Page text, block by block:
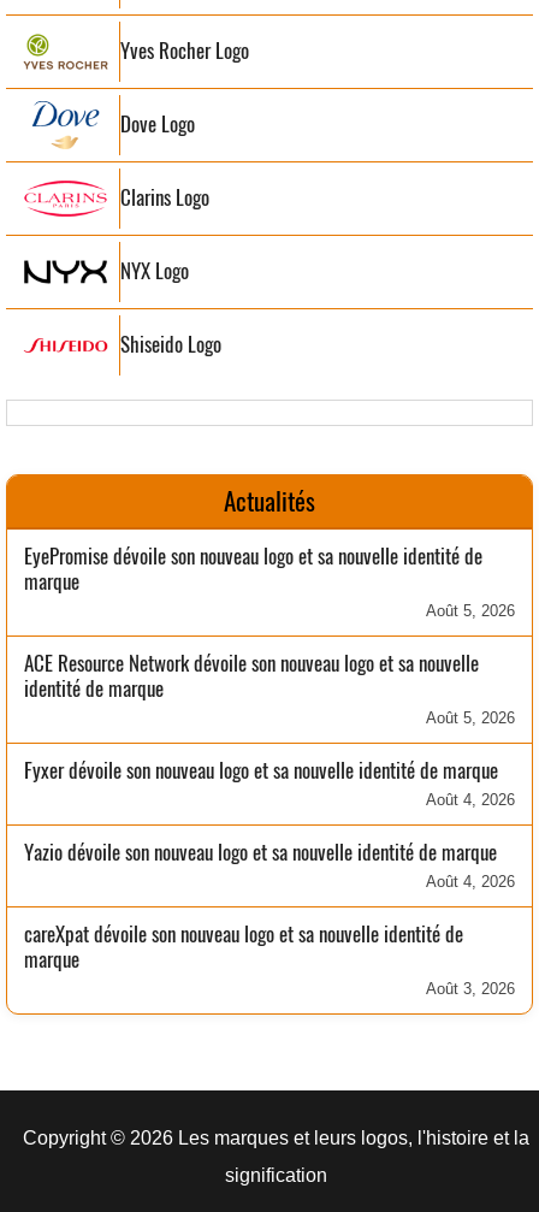
Yves Rocher Logo
Dove Logo
Clarins Logo
NYX Logo
Shiseido Logo
Actualités
EyePromise dévoile son nouveau logo et sa nouvelle identité de
marque
Août 5, 2026
ACE Resource Network dévoile son nouveau logo et sa nouvelle
identité de marque
Août 5, 2026
Fyxer dévoile son nouveau logo et sa nouvelle identité de marque
Août 4, 2026
Yazio dévoile son nouveau logo et sa nouvelle identité de marque
Août 4, 2026
careXpat dévoile son nouveau logo et sa nouvelle identité de
marque
Août 3, 2026
Copyright © 2026 Les marques et leurs logos, l'histoire et la
signification